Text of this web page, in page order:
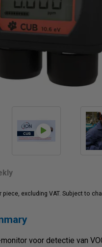
piece, excluding VAT. Subject to
voor detectie van